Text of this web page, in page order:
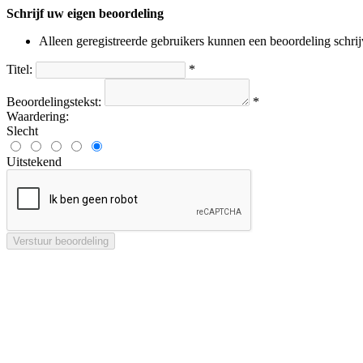
Schrijf uw eigen beoordeling
Alleen geregistreerde gebruikers kunnen een beoordeling
Titel: *
Beoordelingstekst:
*
Waardering:
Slecht
Uitstekend
Verstuur beoordeling